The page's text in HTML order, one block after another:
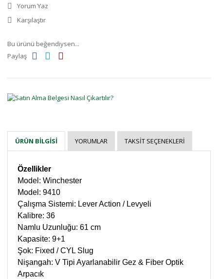
Yorum Yaz
Karşılaştır
Bu ürünü beğendiysen...
Paylaş
ÜRÜN BILGISI YORUMLAR TAKSIT SEÇENEKLERI
Özellikler
Model: Winchester
Model: 9410
Çalışma Sistemi: Lever Action / Levyeli
Kalibre: 36
Namlu Uzunluğu: 61 cm
Kapasite: 9+1
Şok: Fixed / CYL Slug
Nişangah: V Tipi Ayarlanabilir Gez & Fiber Optik
Arpacık